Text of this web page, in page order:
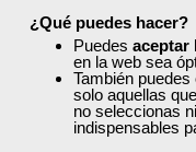
¿Qué puedes hacer?
Puedes aceptar
en la web sea
También puedes
solo aquellas
no seleccionas
indispensables
Inicia sesión: